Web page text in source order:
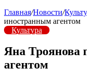
Главная/Новости/
иностранным агентом
Культура
Яна Троянова
агентом